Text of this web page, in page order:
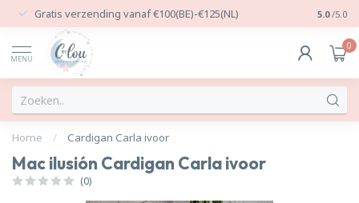
Gratis verzending vanaf €100(BE)-€125(NL) 24/7
5.0 /5.0
MENU
0
Home / Cardigan Carla ivoor
Mac ilusión Cardigan Carla ivoor
(0)